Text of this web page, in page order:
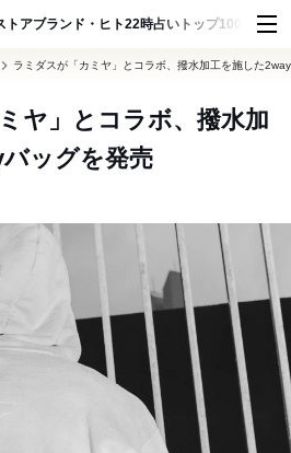
トアブランド・ヒト22時占い トップ100 スナッ
ラミダスが「カミヤ」とコラボ、撥水加工を施した
ヤ」とコラボ、撥水加
ッグを発売